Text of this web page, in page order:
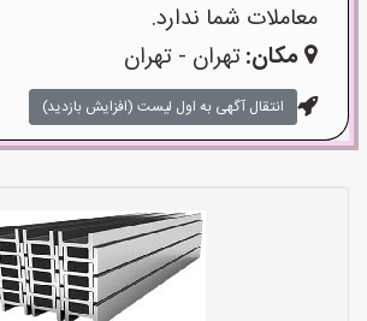
معاملات شما ندارد.
مکان:تهران - تهران
انتقال آگهی به اول لیست (افزایش بازدید)